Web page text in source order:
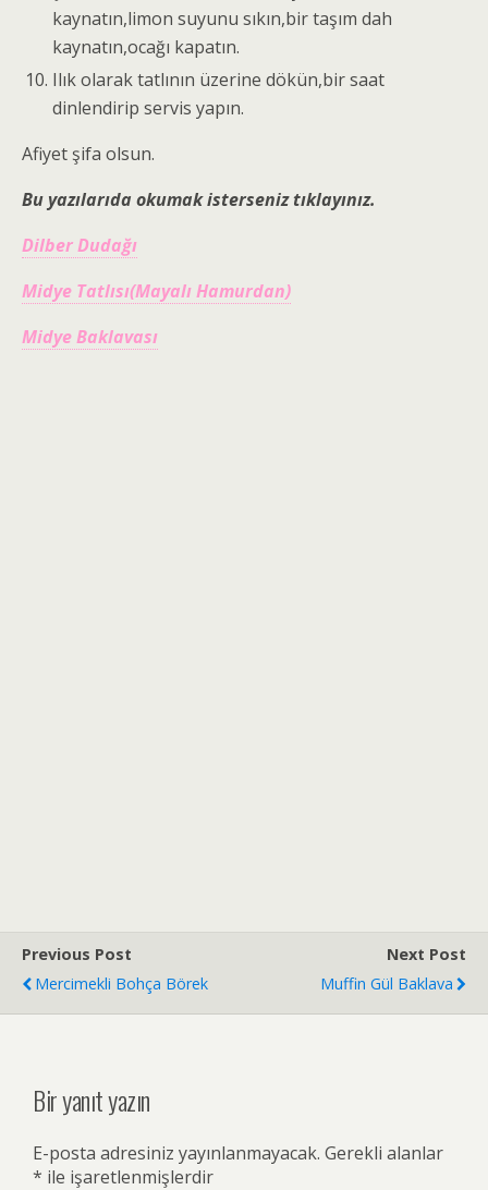
kaynatın,limon suyunu sıkın,bir taşım dah
kaynatın,ocağı kapatın.
Ilık olarak tatlının üzerine dökün,bir saat
dinlendirip servis yapın.
Afiyet şifa olsun.
Bu yazılarıda okumak isterseniz tıklayınız.
Dilber Dudağı
Midye Tatlısı(Mayalı Hamurdan)
Midye Baklavası
Previous Post
Mercimekli Bohça Börek
Next Post
Muffin Gül Baklava
Bir yanıt yazın
E-posta adresiniz yayınlanmayacak. Gerekli alanlar
* ile işaretlenmişlerdir